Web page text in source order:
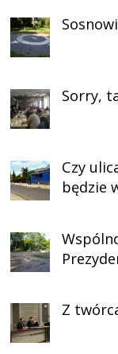
Sorry,
Czy
będzie
Z